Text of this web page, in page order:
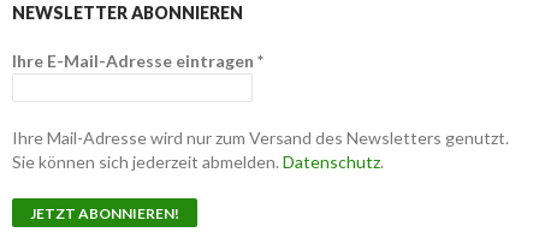
NEWSLETTER ABONNIEREN
Ihre E-Mail-Adresse eintragen *
Ihre Mail-Adresse wird nur zum Versand des Newsletters genutzt.
Sie können sich jederzeit abmelden. Datenschutz.